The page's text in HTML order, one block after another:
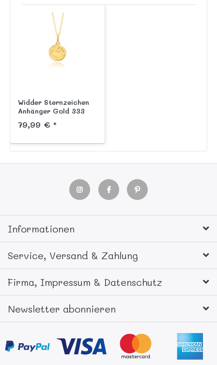
Widder Sternzeichen
Anhänger Gold 333
79,99 € *
Informationen
Service, Versand & Zahlung
Firma, Impressum & Datenschutz
Newsletter abonnieren